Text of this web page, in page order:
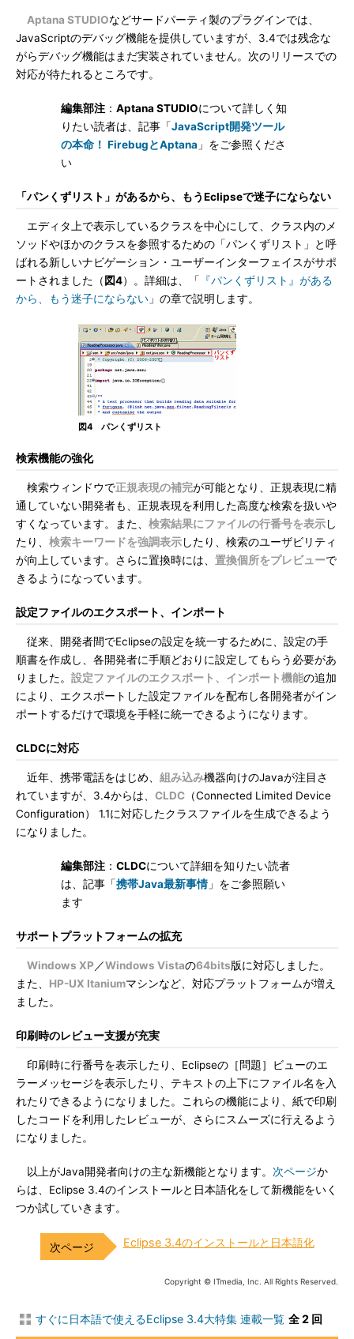
Aptana STUDIOなどサードパーティ製のプラグインでは、
JavaScriptのデバッグ機能を提供していますが、3.4では残念な
がらデバッグ機能はまだ実装されていません。次のリリースでの
対応が待たれるところです。
編集部注： Aptana STUDIOについて詳しく知
りたい読者は、記事「JavaScript開発ツール
の本命！ FirebugとAptana 」をご参照くださ
い
「パンくずリスト」があるから、もうEclipseで迷子にならない
エディタ上で表示しているクラスを中心にして、クラス内のメ
ソッドやほかのクラスを参照するための「パンくずリスト」と呼
ばれる新しいナビゲーション・ユーザーインターフェイスがサポ
ートされました（ 図4）。詳細は、「
『パンくずリスト』がある
から、もう迷子にならない 」の章で説明します。
図4 パンくずリスト
検索機能の強化
検索ウィンドウで正規表現の補完が可能となり、正規表現に精
通していない開発者も、正規表現を利用した高度な検索を扱いや
すくなっています。また、 検索結果にファイルの行番号を表示し
たり、 検索キーワードを強調表示したり、検索のユーザビリティ
が向上しています。さらに置換時には、 置換個所をプレビューで
きるようになっています。
設定ファイルのエクスポート、インポート
従来、開発者間でEclipseの設定を統一するために、設定の手
順書を作成し、各開発者に手順どおりに設定してもらう必要があ
りました。 設定ファイルのエクスポート、インポート機能の追加
により、エクスポートした設定ファイルを配布し各開発者がイン
ポートするだけで環境を手軽に統一できるようになります。
CLDCに対応
近年、携帯電話をはじめ、 組み込み機器向けのJavaが注目さ
れていますが、3.4からは、 CLDC （Connected Limited Device
Configuration） 1.1に対応したクラスファイルを生成できるよう
になりました。
編集部注： CLDCについて詳細を知りたい読者
は、記事「携帯Java最新事情」をご参照願い
ます
サポートプラットフォームの拡充
Windows XP ／Windows Vistaの64bits版に対応しました。
また、 HP-UX Itaniumマシンなど、対応プラットフォームが増え
ました。
印刷時のレビュー支援が充実
印刷時に行番号を表示したり、Eclipseの［問題］ビューのエ
ラーメッセージを表示したり、テキストの上下にファイル名を入
れたりできるようになりました。これらの機能により、紙で印刷
したコードを利用したレビューが、さらにスムーズに行えるよう
になりました。
以上がJava開発者向けの主な新機能となります。 次ページか
らは、Eclipse 3.4のインストールと日本語化をして新機能をいく
つか試していきます。
Eclipse 3.4のインストールと日本語化
Copyright © ITmedia, Inc. All Rights Reserved.
すぐに日本語で使えるEclipse 3.4大特集 連載一覧 全 2 回